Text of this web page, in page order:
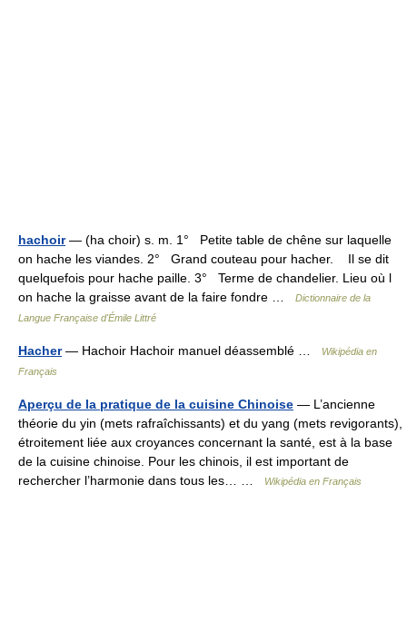
hachoir— (ha choir) s. m. 1° Petite table de chêne sur laquelle
on hache les viandes. 2° Grand couteau pour hacher. Il se dit
quelquefois pour hache paille. 3° Terme de chandelier. Lieu où l
on hache la graisse avant de la faire fondre …
Dictionnaire de la
Langue Française d'Émile Littré
Hacher— Hachoir Hachoir manuel déassemblé …
Wikipédia en
Français
Aperçu de la pratique de la cuisine Chinoise — L’ancienne
théorie du yin (mets rafraîchissants) et du yang (mets revigorants),
étroitement liée aux croyances concernant la santé, est à la base
de la cuisine chinoise. Pour les chinois, il est important de
rechercher l’harmonie dans tous les… …
Wikipédia en Français